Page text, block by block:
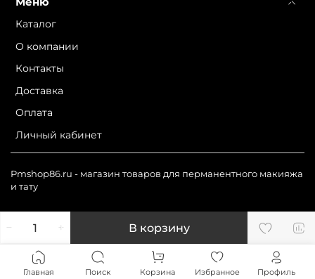
В корзину
Каталог
О компании
Контакты
Доставка
Оплата
Личный кабинет
Pmshop86.ru - магазин товаров для перманентного макияжа
и тату
Главная Поиск Корзина Избранное Профиль